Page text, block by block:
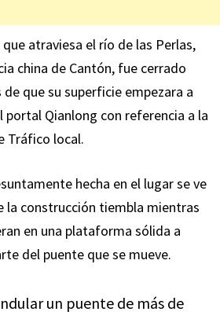
atraviesa el río de las Perlas,
china de Cantón, fue cerrado
que su superficie empezara a
portal Qianlong con referencia a la
Tráfico local.
hecha en el lugar se ve
la construcción tiembla mientras
en una plataforma sólida a
del puente que se mueve.
un puente de más de